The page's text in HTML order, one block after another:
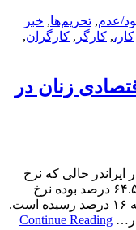
عدم, تحریم‌ها, خبر
کار،, کارگر , کارگران,
زنان در
حالی که نرخ
مشارکت اقتصادی مردان در سال گذشته ۶۴.۵ درصد بوده نرخ
مشارکت اقتصادی زنان با یک درصد رشد به ۱۶ درصد رسیده است.
Continue Reading